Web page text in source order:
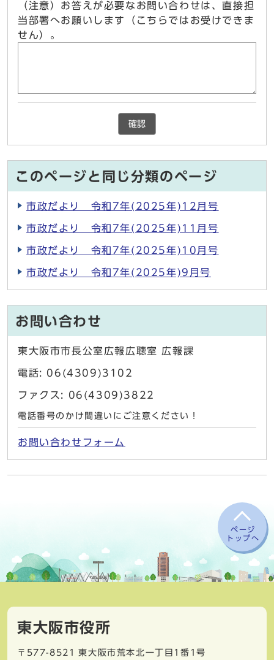
（注意）お答えが必要なお問い合わせは、直接担
当部署へお願いします（こちらではお受けできま
せん）。
確認
このページと同じ分類のページ
市政だより 令和7年(2025年)12月号
市政だより 令和7年(2025年)11月号
市政だより 令和7年(2025年)10月号
市政だより 令和7年(2025年)9月号
お問い合わせ
東大阪市市長公室広報広聴室 広報課
電話: 06(4309)3102
ファクス: 06(4309)3822
電話番号のかけ間違いにご注意ください！
お問い合わせフォーム
ページ
トップへ
東大阪市役所
〒577-8521 東大阪市荒本北一丁目1番1号